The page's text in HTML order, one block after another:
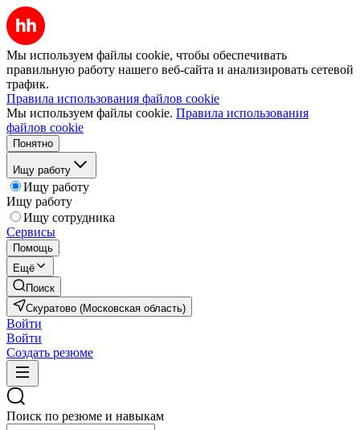
Мы используем файлы cookie, чтобы обеспечивать
правильную работу нашего веб-сайта и анализировать сетевой
трафик.
Правила использования файлов cookie
Мы используем файлы cookie. Правила использования
файлов cookie
Понятно
Ищу работу
Ищу работу
Ищу работу
Ищу сотрудника
Сервисы
Помощь
Ещё
Поиск
Скуратово (Московская область)
Войти
Войти
Создать резюме
Поиск по резюме и навыкам